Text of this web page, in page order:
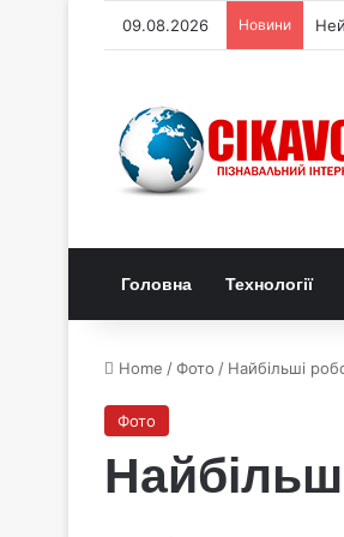
09.08.2026 Новини
Головна Технології
Home /Фото / Найбільші
Фото